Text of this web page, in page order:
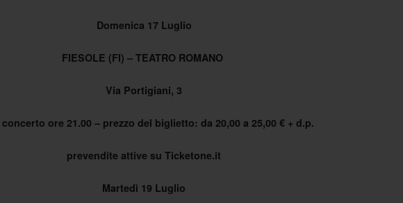
Domenica 17 Luglio
FIESOLE (FI) – TEATRO ROMANO
Via Portigiani, 3
ore 21.00 – prezzo del biglietto: da 20,00 a 25,00 € + d.p.
prevendite attive su Ticketone.it
Martedì 19 Luglio